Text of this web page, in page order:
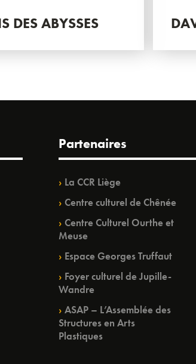
DES ABYSSES
Partenaires
La CCR Liège
Centre culturel de Chênée
Centre Culturel Ourthe et
Meuse
Espace Georges Truffaut
Foyer culturel de Jupille-
Wandre
ASAP – L’Assemblée des
Structures en Arts
Plastiques